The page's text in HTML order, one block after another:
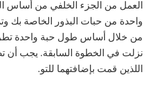
العمل من الجزء الخلفي من أساس
واحدة من حبات البذور الخاصة بك
من خلال أساس طول حبة واحدة
نزلت في الخطوة السابقة. يجب أن
اللذين قمت بإضافتهما للتو.